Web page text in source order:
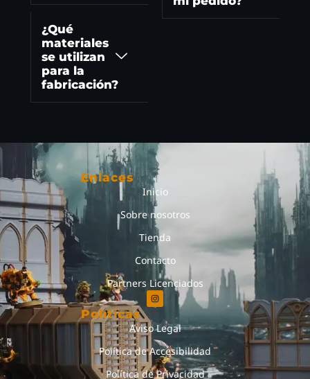
¿Qué
materiales
se utilizan
para la
fabricación?
Enlaces
Inicio
Sobre nosotros
Tienda
Contacto
Partners Licenciados
Políticas
Aviso Legal
Política de Accesibilidad
Política de Privacidad